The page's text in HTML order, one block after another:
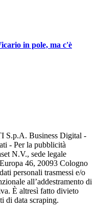
in pole, ma c'è
S.p.A. Business Digital -
- Per la pubblicità
N.V., sede legale
46, 20093 Cologno
personali trasmessi e/o
all’addestramento di
È altresì fatto divieto
di data scraping.